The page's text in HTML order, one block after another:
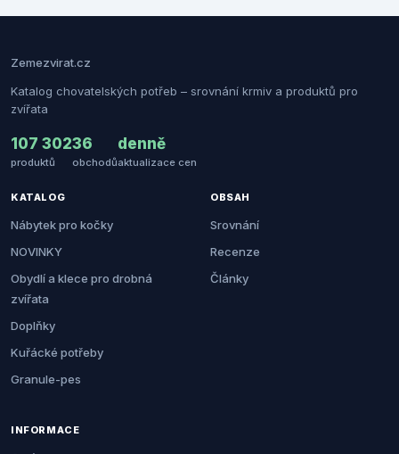
Zemezvirat.cz
Katalog chovatelských potřeb – srovnání krmiv a produktů pro
zvířata
107 302
produktů
36
obchodů
denně
aktualizace cen
KATALOG
Nábytek pro kočky
NOVINKY
Obydlí a klece pro drobná
zvířata
Doplňky
Kuřácké potřeby
Granule-pes
OBSAH
Srovnání
Recenze
Články
INFORMACE